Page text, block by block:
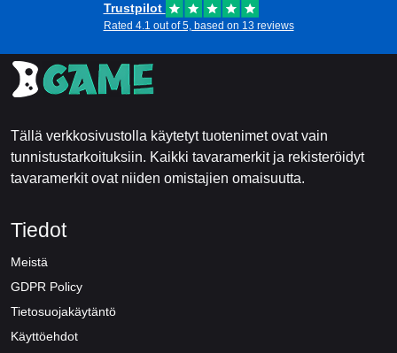
Trustpilot
Rated 4.1 out of 5, based on 13 reviews
Tällä verkkosivustolla käytetyt tuotenimet ovat vain
tunnistustarkoituksiin. Kaikki tavaramerkit ja rekisteröidyt
tavaramerkit ovat niiden omistajien omaisuutta.
Tiedot
Meistä
GDPR Policy
Tietosuojakäytäntö
Käyttöehdot